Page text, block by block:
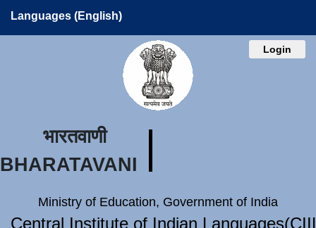
Languages (English)
Login
भारतवाणी
BHARATAVANI
Ministry of Education, Government of India
Central Institute of Indian